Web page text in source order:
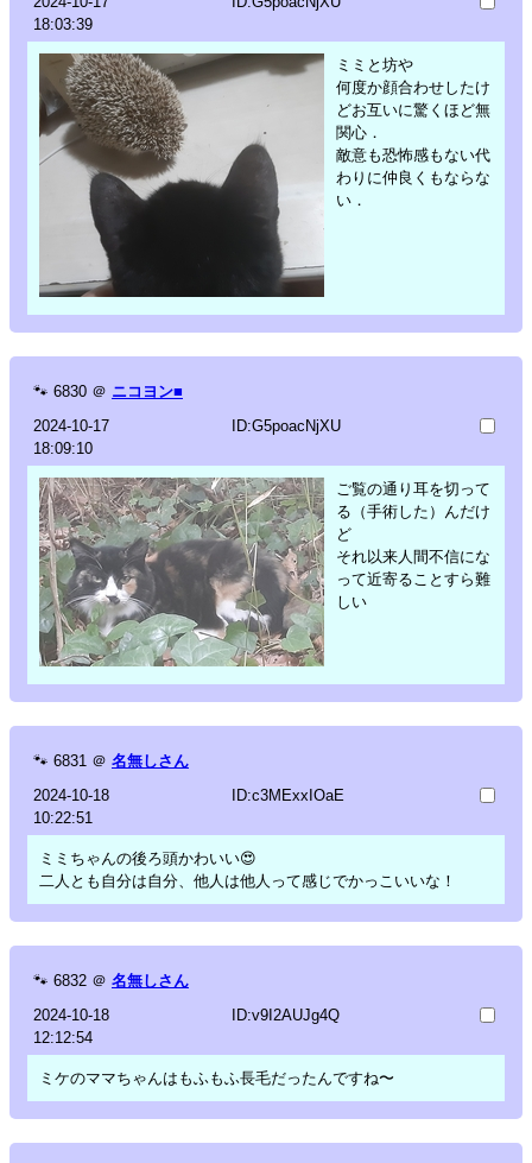
18:03:39
ミミと坊や
何度か顔合わせしたけ
どお互いに驚くほど無
関心．
敵意も恐怖感もない代
わりに仲良くもならな
い．
🐾 6830 ＠ ニコヨン■
2024-10-17
18:09:10
ID:G5poacNjXU
ご覧の通り耳を切って
る（手術した）んだけ
ど
それ以来人間不信にな
って近寄ることすら難
しい
🐾 6831 ＠ 名無しさん
2024-10-18
10:22:51
ID:c3MExxIOaE
ミミちゃんの後ろ頭かわいい😍
二人とも自分は自分、他人は他人って感じでかっこいいな！
🐾 6832 ＠ 名無しさん
2024-10-18
12:12:54
ID:v9I2AUJg4Q
ミケのママちゃんはもふもふ長毛だったんですね〜